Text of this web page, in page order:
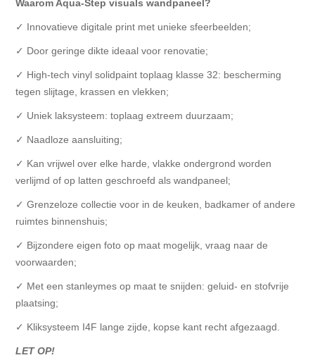
Waarom Aqua-Step visuals wandpaneel?
✓ Innovatieve digitale print met unieke sfeerbeelden;
✓ Door geringe dikte ideaal voor renovatie;
✓ High-tech vinyl solidpaint toplaag klasse 32: bescherming
tegen slijtage, krassen en vlekken;
✓ Uniek laksysteem: toplaag extreem duurzaam;
✓ Naadloze aansluiting;
✓ Kan vrijwel over elke harde, vlakke ondergrond worden
verlijmd of op latten geschroefd als wandpaneel;
✓ Grenzeloze collectie voor in de keuken, badkamer of andere
ruimtes binnenshuis;
✓ Bijzondere eigen foto op maat mogelijk, vraag naar de
voorwaarden;
✓ Met een stanleymes op maat te snijden: geluid- en stofvrije
plaatsing;
✓ Kliksysteem I4F lange zijde, kopse kant recht afgezaagd.
LET OP!